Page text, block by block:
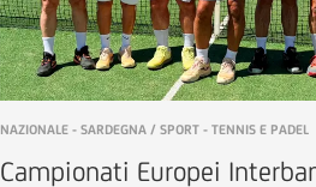
NAZIONALE - SARDEGNA / SPORT - TENNIS E PADEL
Campionati Europei